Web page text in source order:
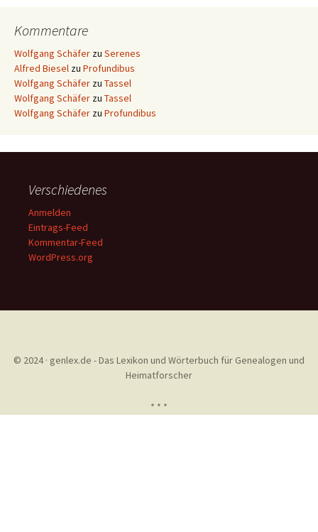
Kommentare
Wolfgang Schäfer zu Serenes
Alfred Biesel zu Profundibus
Wolfgang Schäfer zu Tassel
Wolfgang Schäfer zu Tassel
Wolfgang Schäfer zu Profundibus
Verschiedenes
Anmelden
Eintrags-Feed
Kommentar-Feed
WordPress.org
© 2024 · genlex.de - Das Lexikon und Wörterbuch für Genealogen und
Heimatforscher
* * *